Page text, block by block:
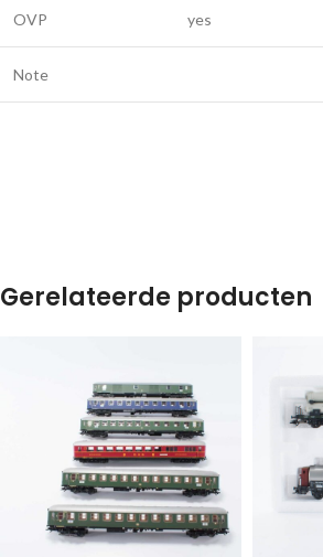
OVP yes
Note
Gerelateerde producten